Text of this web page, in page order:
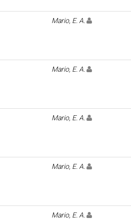
Mario, E. A.
Mario, E. A.
Mario, E. A.
Mario, E. A.
Mario, E. A.